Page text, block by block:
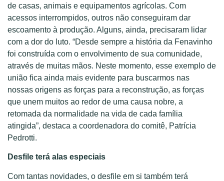
de casas, animais e equipamentos agrícolas. Com
acessos interrompidos, outros não conseguiram dar
escoamento à produção. Alguns, ainda, precisaram lidar
com a dor do luto. “Desde sempre a história da Fenavinho
foi construída com o envolvimento de sua comunidade,
através de muitas mãos. Neste momento, esse exemplo de
união fica ainda mais evidente para buscarmos nas
nossas origens as forças para a reconstrução, as forças
que unem muitos ao redor de uma causa nobre, a
retomada da normalidade na vida de cada família
atingida”, destaca a coordenadora do comitê, Patrícia
Pedrotti.
Desfile terá alas especiais
Com tantas novidades, o desfile em si também terá